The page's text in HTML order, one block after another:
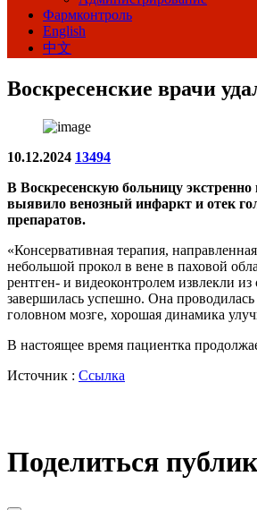
Фармконтроль
English
中文
Воскресенские врачи
10.12.2024 13494
В Воскресенскую больницу
выявило венозный инфаркт и отек
препаратов.
«Консервативная терапия,
небольшой прокол в вене в паховой
рентген- и видеоконтролем извлекли
завершилась успешно. Она
головном мозге, хорошая динамика
В настоящее время пациентка
Источник : Ссылка
Поделиться